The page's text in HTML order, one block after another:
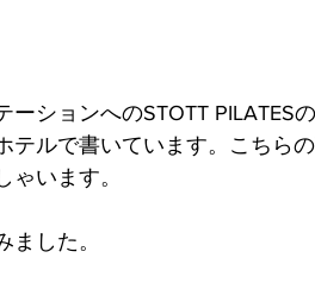
ションへのSTOTT PILATES
テルで書いています。こちら
います。
した。